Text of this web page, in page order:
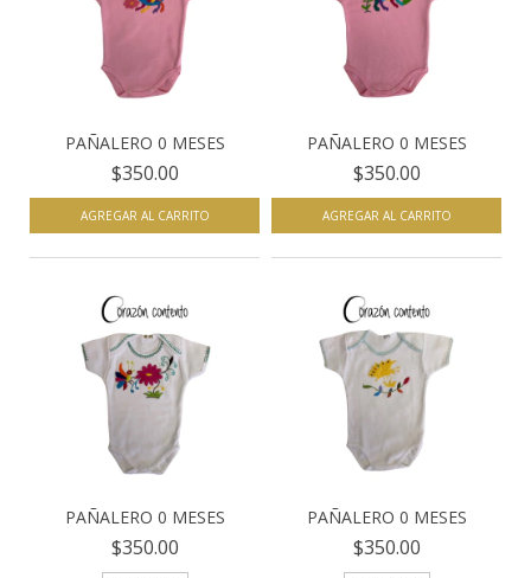
PAÑALERO 0 MESES
$350.00
AGREGAR AL CARRITO
PAÑALERO 0 MESES
$350.00
AGREGAR AL CARRITO
PAÑALERO 0 MESES
$350.00
PAÑALERO 0 MESES
$350.00